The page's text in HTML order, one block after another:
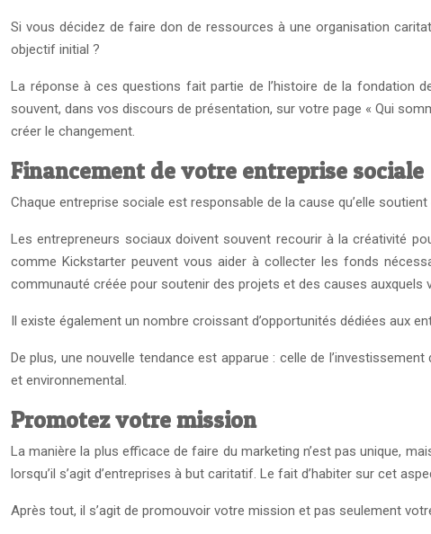
Si vous décidez de faire don de ressources à une organisation
objectif initial ?
La réponse à ces questions fait partie de l’histoire de la fondation
souvent, dans vos discours de présentation, sur votre page « Qui
créer le changement.
Financement de votre entreprise sociale
Chaque entreprise sociale est responsable de la cause qu’elle
Les entrepreneurs sociaux doivent souvent recourir à la créativité
comme Kickstarter peuvent vous aider à collecter les fonds
communauté créée pour soutenir des projets et des causes auxquels
Il existe également un nombre croissant d’opportunités dédiées aux
De plus, une nouvelle tendance est apparue : celle de
et environnemental.
Promotez votre mission
La manière la plus efficace de faire du marketing n’est pas unique,
lorsqu’il s’agit d’entreprises à but caritatif. Le fait d’habiter sur cet
Après tout, il s’agit de promouvoir votre mission et pas seulement